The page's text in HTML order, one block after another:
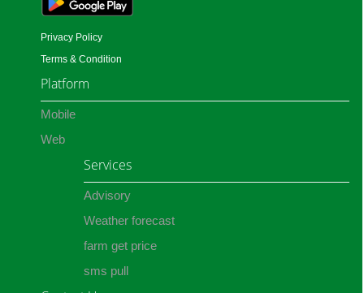
Privacy Policy
Terms & Condition
Platform
Mobile
Web
Services
Advisory
Weather forecast
farm get price
sms pull